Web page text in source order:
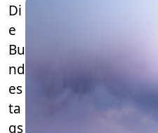
Di
e
Bu
nd
es
ta
gs